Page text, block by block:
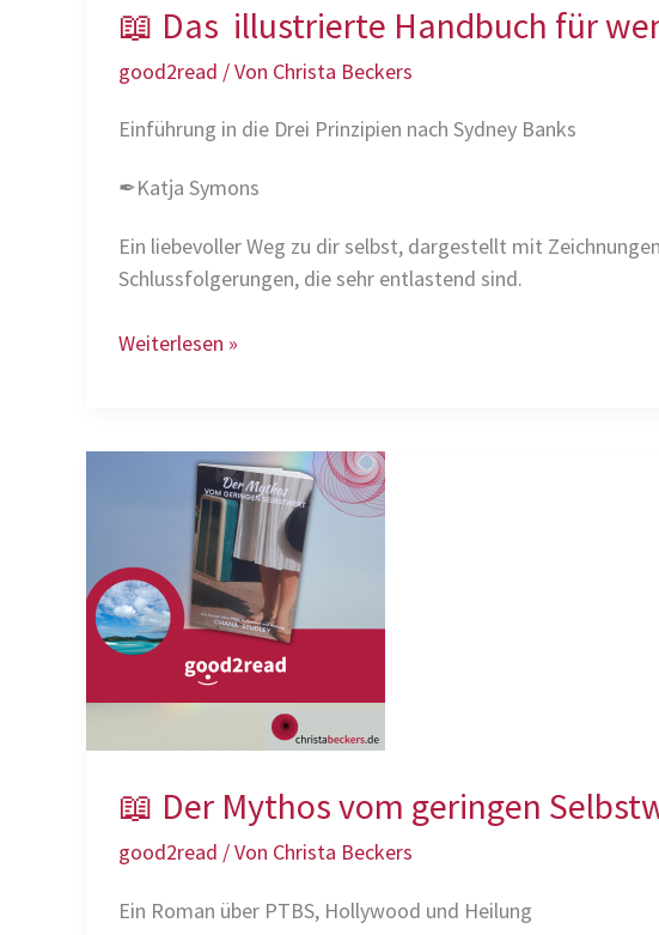
📖 Das illustrierte Handbuch für
good2read / Von Christa Beckers
Einführung in die Drei Prinzipien nach Sydney Banks
✒Katja Symons
Ein liebevoller Weg zu dir selbst, dargestellt mit
Schlussfolgerungen, die sehr entlastend sind.
📖
Weiterlesen »
📖 Der Mythos vom geringen
good2read / Von Christa Beckers
Ein Roman über PTBS, Hollywood und Heilung